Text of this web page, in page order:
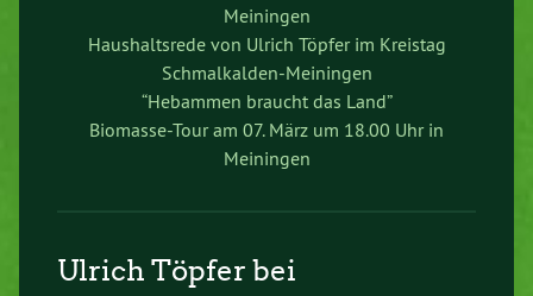
Meiningen
Haushaltsrede von Ulrich Töpfer im Kreistag
Schmalkalden-Meiningen
“Hebammen braucht das Land”
Biomasse-Tour am 07. März um 18.00 Uhr in
Meiningen
Ulrich Töpfer bei